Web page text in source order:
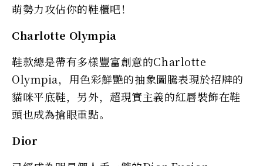
萌勢力攻佔你的鞋櫃吧！
Charlotte Olympia
鞋款總是帶有多樣豐富創意的Charlotte
Olympia，用色彩鮮艷的抽象圖騰表現於招牌的
貓咪平底鞋，另外，超現實主義的紅唇裝飾在鞋
頭也成為搶眼重點。
Dior